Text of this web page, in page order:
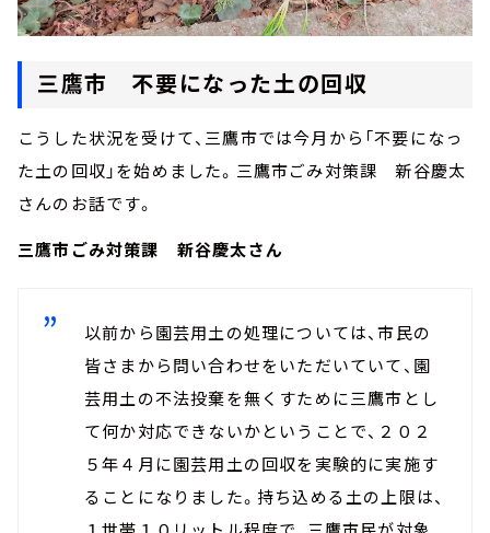
三鷹市 不要になった土の回収
こうした状況を受けて、三鷹市では今月から「不要になっ
た土の回収」を始めました。三鷹市ごみ対策課 新谷慶太
さんのお話です。
三鷹市ごみ対策課 新谷慶太さん
以前から園芸用土の処理については、市民の
皆さまから問い合わせをいただいていて、園
芸用土の不法投棄を無くすために三鷹市とし
て何か対応できないかということで、２０２
５年４月に園芸用土の回収を実験的に実施す
ることになりました。持ち込める土の上限は、